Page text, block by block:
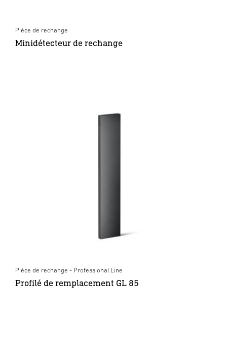
Pièce de rechange
Minidétecteur de rechange
Pièce de rechange - Professional Line
Profilé de remplacement GL 85